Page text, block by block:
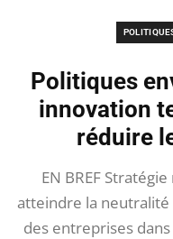
Politiques
innovation
réduire
EN BREF
atteindre la neutralité
des entreprises